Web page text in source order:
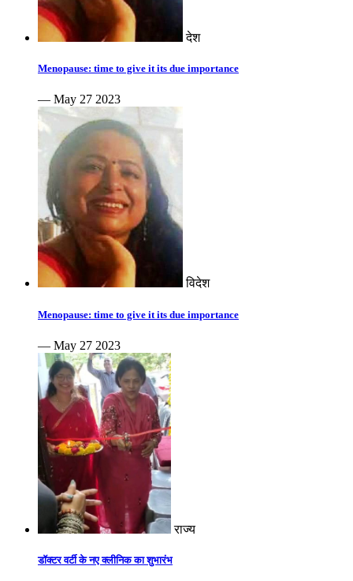
देश
Menopause: time to give it its due importance
— May 27 2023
विदेश
Menopause: time to give it its due importance
— May 27 2023
राज्य
डॉक्टर वर्टी के नए क्लीनिक का शुभारंभ